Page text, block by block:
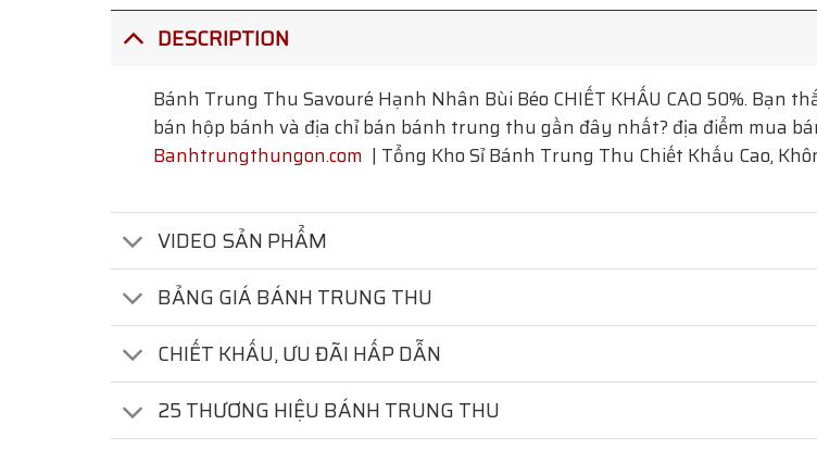
DESCRIPTION
Bánh Trung Thu Savouré Hạnh Nhân Bùi Béo CHIẾT KHẤU CAO 50%. Bạn
bán hộp bánh và địa chỉ bán bánh trung thu gần đây nhất? địa điểm mua
Banhtrungthungon.com | Tổng Kho Sỉ Bánh Trung Thu Chiết Khấu Cao,
VIDEO SẢN PHẨM
BẢNG GIÁ BÁNH TRUNG THU
CHIẾT KHẤU, ƯU ĐÃI HẤP DẪN
25 THƯƠNG HIỆU BÁNH TRUNG THU